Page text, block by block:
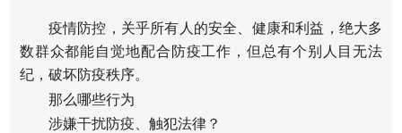
疫情防控，关乎所有人的安全、健康和利益，绝大多
数群众都能自觉地配合防疫工作，但总有个别人目无法
纪，破坏防疫秩序。
那么哪些行为
涉嫌干扰防疫、触犯法律？